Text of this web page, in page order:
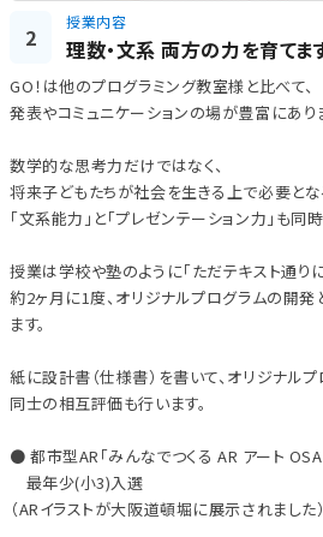
2
授業内容
理数・文系 両方の力を育てま
GO！は他のプログラミング教室様と比べて、
発表やコミュニケーションの場が豊富にあり
数学的な思考力だけではなく、
将来子どもたちが社会を生きる上で必要とな
「文系能力」と「プレゼンテーション力」も同
授業は学校や塾のように「ただテキスト通り
約2ヶ月に1度、オリジナルプログラムの開発
ます。
紙に設計書（仕様書）を書いて、オリジナル
同士の相互評価も行います。
● 都市型AR「みんなでつくる AR アート
最年少(小3)入選
（ARイラストが大阪道頓堀に展示されました）